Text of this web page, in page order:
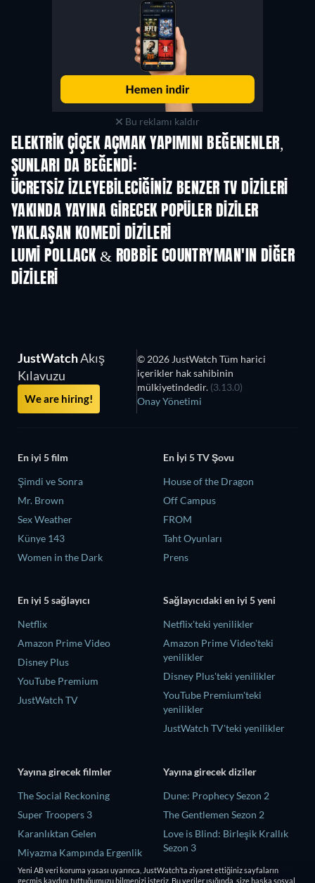
Bu reklamı kaldır
ELEKTRIK ÇIÇEK AÇMAK YAPIMINI BEĞENENLER,
ŞUNLARI DA BEĞENDI:
TV
ÜCRETSIZ IZLEYEBILECIĞINIZ BENZER TV DIZILERI
YAKINDA YAYINA GIRECEK POPÜLER DIZILER
TV TV
YAKLAŞAN KOMEDI DIZILERI
Sezon 2
LUMI POLLACK & ROBBIE COUNTRYMAN'IN DIĞER
DIZILERI
JustWatchAkış
Kılavuzu
We are hiring!
© 2026 JustWatch Tüm harici
içerikler hak sahibinin
mülkiyetindedir. (3.13.0)
Onay Yönetimi
En iyi 5 film
Şimdi ve Sonra
Mr. Brown
Sex Weather
Künye 143
Women in the Dark
En İyi 5 TV Şovu
House of the Dragon
Off Campus
FROM
Taht Oyunları
Prens
En iyi 5 sağlayıcı
Netflix
Amazon Prime Video
Disney Plus
YouTube Premium
JustWatch TV
Sağlayıcıdaki en iyi 5 yeni
Netflix'teki yenilikler
Amazon Prime Video'teki
yenilikler
Disney Plus'teki yenilikler
YouTube Premium'teki
yenilikler
JustWatch TV'teki yenilikler
Yayına girecek filmler
The Social Reckoning
Super Troopers 3
Karanlıktan Gelen
Miyazma Kampında Ergenlik
Arzuları ve Ölüm
Yayına girecek diziler
Dune: Prophecy Sezon 2
The Gentlemen Sezon 2
Love is Blind: Birleşik Krallık
Sezon 3
Ricky Gervais Alley Cats Sezon
1
Yeni AB veri koruma yasası uyarınca, JustWatch’ta ziyaret ettiğiniz sayfaların
geçmiş kaydını tuttuğumuzu bilmenizi isteriz. Bu veriler ışığında, size başka sosyal